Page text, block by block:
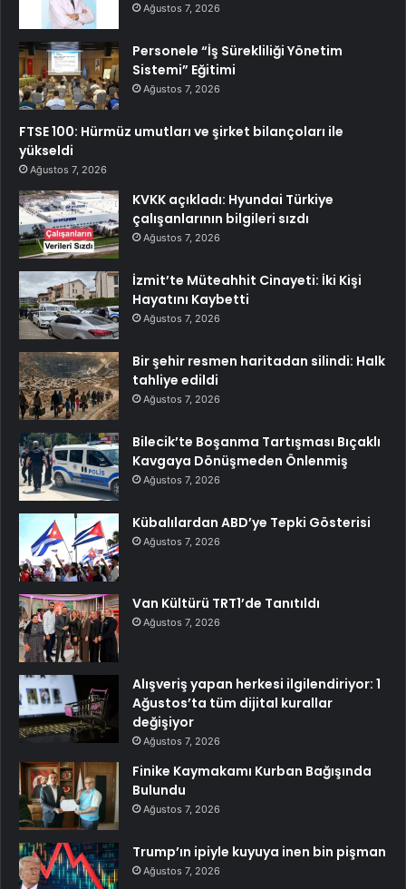
Ağustos 7, 2026
Personele “İş Sürekliliği Yönetim
Sistemi” Eğitimi
Ağustos 7, 2026
FTSE 100: Hürmüz umutları ve şirket bilançoları ile
yükseldi
Ağustos 7, 2026
KVKK açıkladı: Hyundai Türkiye
çalışanlarının bilgileri sızdı
Ağustos 7, 2026
İzmit’te Müteahhit Cinayeti: İki Kişi
Hayatını Kaybetti
Ağustos 7, 2026
Bir şehir resmen haritadan silindi: Halk
tahliye edildi
Ağustos 7, 2026
Bilecik’te Boşanma Tartışması Bıçaklı
Kavgaya Dönüşmeden Önlenmiş
Ağustos 7, 2026
Kübalılardan ABD’ye Tepki Gösterisi
Ağustos 7, 2026
Van Kültürü TRT1’de Tanıtıldı
Ağustos 7, 2026
Alışveriş yapan herkesi ilgilendiriyor: 1
Ağustos’ta tüm dijital kurallar
değişiyor
Ağustos 7, 2026
Finike Kaymakamı Kurban Bağışında
Bulundu
Ağustos 7, 2026
Trump’ın ipiyle kuyuya inen bin pişman
Ağustos 7, 2026